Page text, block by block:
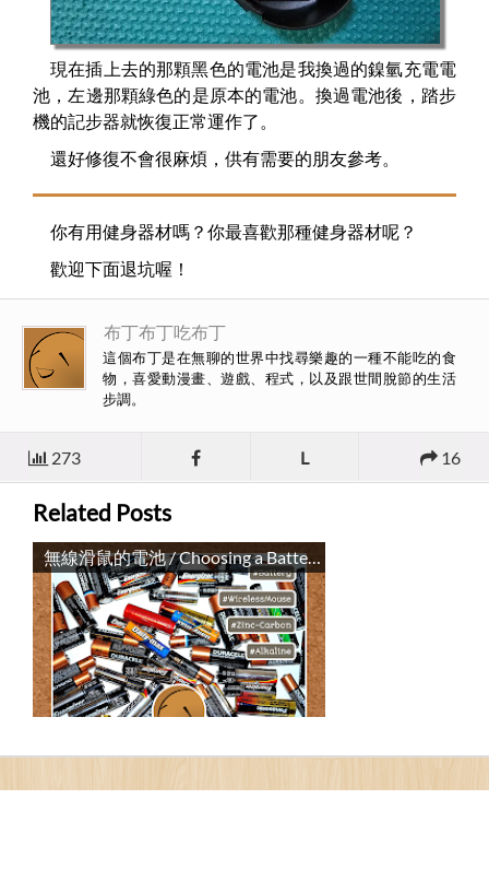
現在插上去的那顆黑色的電池是我換過的鎳氫充電電
池，左邊那顆綠色的是原本的電池。換過電池後，踏步
機的記步器就恢復正常運作了。
還好修復不會很麻煩，供有需要的朋友參考。
你有用健身器材嗎？你最喜歡那種健身器材呢？
歡迎下面退坑喔！
布丁布丁吃布丁
這個布丁是在無聊的世界中找尋樂趣的一種不能吃的食
物，喜愛動漫畫、遊戲、程式，以及跟世間脫節的生活
步調。
273 L 16
Related Posts
無線滑鼠的電池 / Choosing a Battery for Wireless Mouse